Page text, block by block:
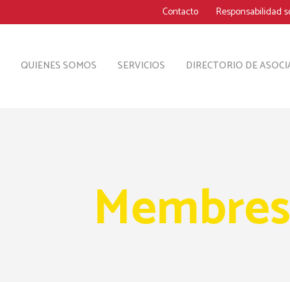
Contacto Responsabilidad
QUIENES SOMOS SERVICIOS DIRECTORIO DE